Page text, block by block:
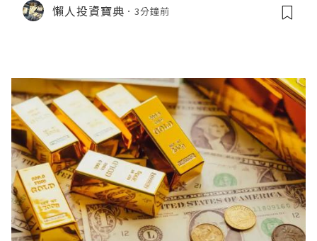
懶人投資寶典 3分鐘前